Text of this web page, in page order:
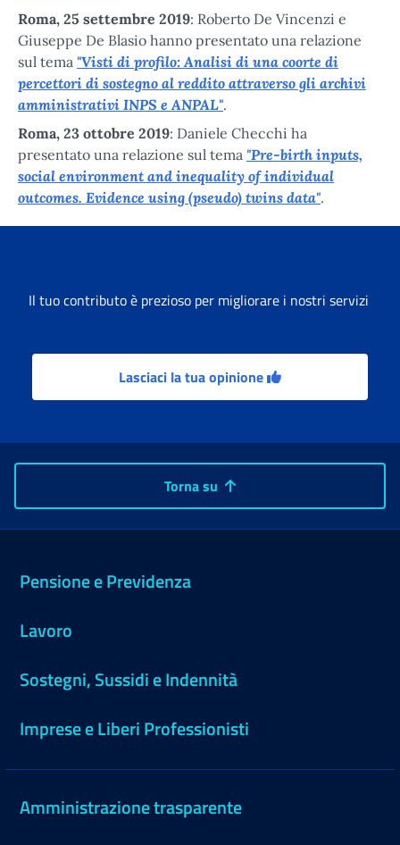
Roma, 25 settembre 2019: Roberto De Vincenzi e
Giuseppe De Blasio hanno presentato una relazione
sul tema "Visti di profilo: Analisi di una coorte di
percettori di sostegno al reddito attraverso gli archivi
amministrativi INPS e ANPAL".
Roma, 23 ottobre 2019: Daniele Checchi ha
presentato una relazione sul tema "Pre-birth inputs,
social environment and inequality of individual
outcomes. Evidence using (pseudo) twins data".
Il tuo contributo è prezioso per migliorare i nostri servizi
Lasciaci la tua opinione
Torna su
Pensione e Previdenza
Lavoro
Sostegni, Sussidi e Indennità
Imprese e Liberi Professionisti
Amministrazione trasparente